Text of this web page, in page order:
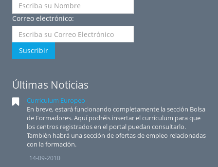
Correo electrónico:
Suscribir
Últimas Noticias
Curriculum Europeo
En breve, estará funcionando completamente la sección Bolsa
de Formadores. Aquí podréis insertar el curriculum para que
los centros registrados en el portal puedan consultarlo.
También habrá una sección de ofertas de empleo relacionadas
con la formación.
14-09-2010